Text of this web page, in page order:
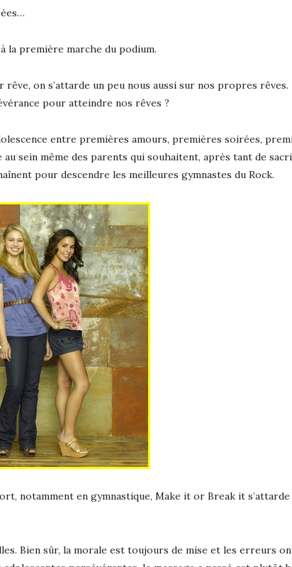
la première marche du podium.
on s’attarde un peu nous aussi sur nos propres rêves.
pour atteindre nos rêves ?
entre premières amours, premières soirées,
sein même des parents qui souhaitent, après tant de
pour descendre les meilleures gymnastes du Rock.
notamment en gymnastique, Make it or Break it
Bien sûr, la morale est toujours de mise et les erreurs